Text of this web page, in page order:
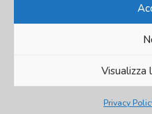
Visualizza
Privacy